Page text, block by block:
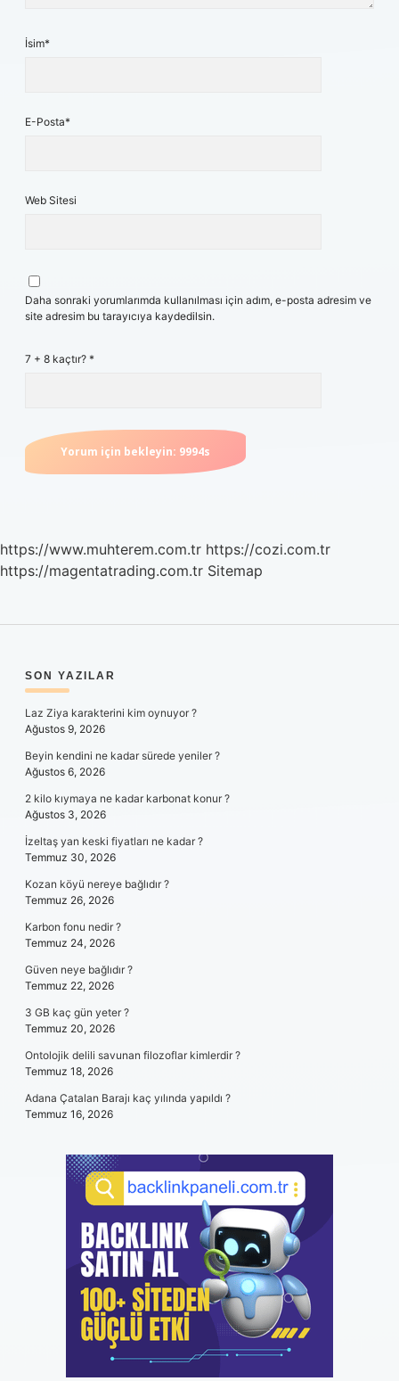
İsim*
E-Posta*
Web Sitesi
Daha sonraki yorumlarımda kullanılması için adım, e-posta adresim ve
site adresim bu tarayıcıya kaydedilsin.
7 + 8 kaçtır? *
https://www.muhterem.com.tr https://cozi.com.tr
https://magentatrading.com.tr Sitemap
SIDEBAR
SON YAZILAR
Laz Ziya karakterini kim oynuyor ?
Ağustos 9, 2026
Beyin kendini ne kadar sürede yeniler ?
Ağustos 6, 2026
2 kilo kıymaya ne kadar karbonat konur ?
Ağustos 3, 2026
İzeltaş yan keski fiyatları ne kadar ?
Temmuz 30, 2026
Kozan köyü nereye bağlıdır ?
Temmuz 26, 2026
Karbon fonu nedir ?
Temmuz 24, 2026
Güven neye bağlıdır ?
Temmuz 22, 2026
3 GB kaç gün yeter ?
Temmuz 20, 2026
Ontolojik delili savunan filozoflar kimlerdir ?
Temmuz 18, 2026
Adana Çatalan Barajı kaç yılında yapıldı ?
Temmuz 16, 2026